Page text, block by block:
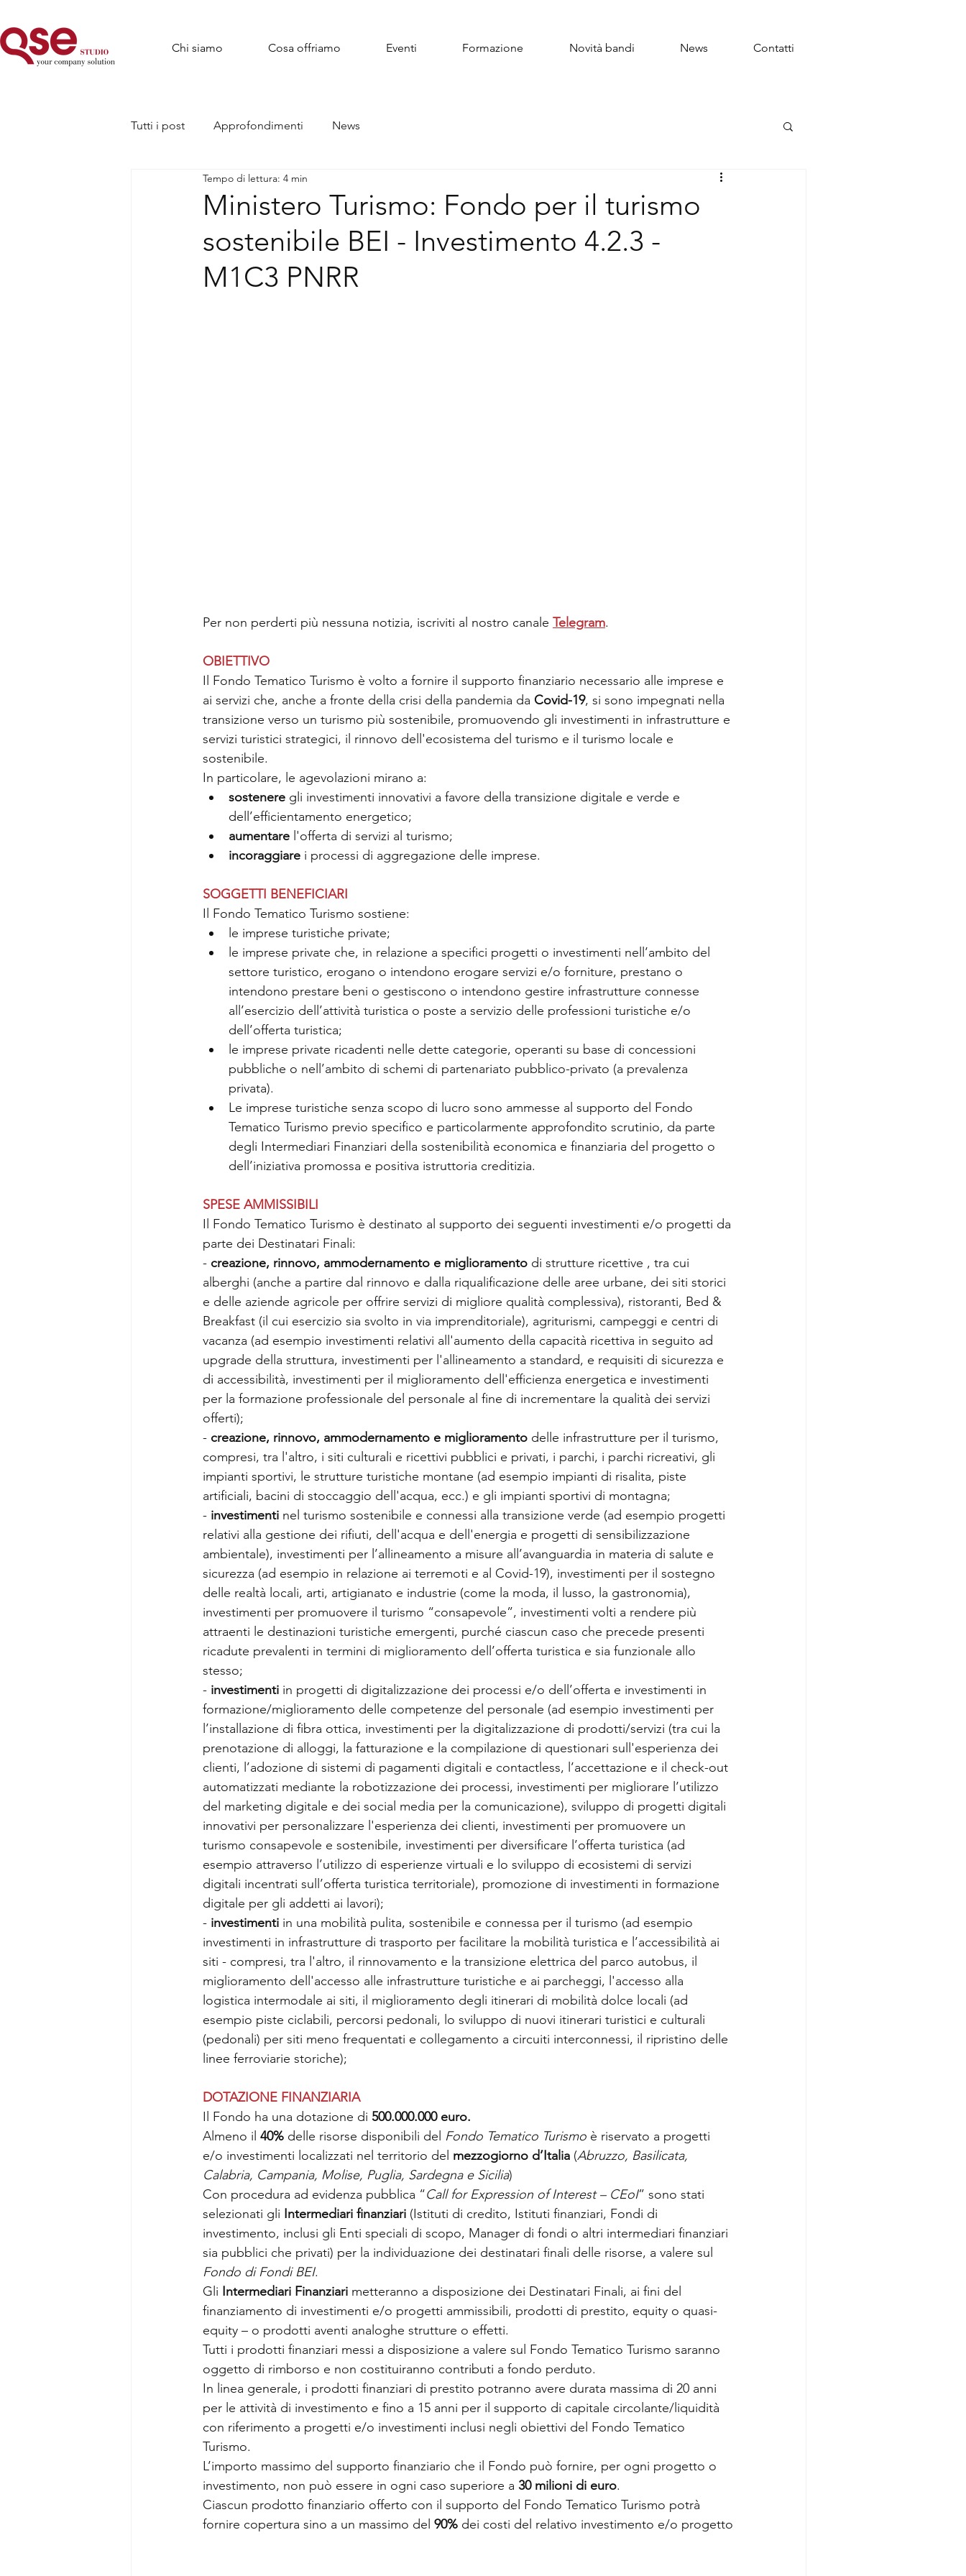
Chi siamo Cosa offriamo Eventi Formazione Novità bandi News Contatti
Tutti i post Approfondimenti News
Ministero Turismo: Fondo per il turismo
sostenibile BEI - Investimento 4.2.3 -
M1C3 PNRR
Tempo di lettura: 4 min
Per non perderti più nessuna notizia, iscriviti al nostro canale Telegram.
OBIETTIVO
Il Fondo Tematico Turismo è volto a fornire il supporto finanziario necessario alle imprese e
ai servizi che, anche a fronte della crisi della pandemia da Covid-19, si sono impegnati nella
transizione verso un turismo più sostenibile, promuovendo gli investimenti in infrastrutture e
servizi turistici strategici, il rinnovo dell'ecosistema del turismo e il turismo locale e
sostenibile.
In particolare, le agevolazioni mirano a:
sostenere gli investimenti innovativi a favore della transizione digitale e verde e
dell’efficientamento energetico;
aumentare l'offerta di servizi al turismo;
incoraggiare i processi di aggregazione delle imprese.
SOGGETTI BENEFICIARI
Il Fondo Tematico Turismo sostiene:
le imprese turistiche private;
le imprese private che, in relazione a specifici progetti o investimenti nell’ambito del
settore turistico, erogano o intendono erogare servizi e/o forniture, prestano o
intendono prestare beni o gestiscono o intendono gestire infrastrutture connesse
all’esercizio dell’attività turistica o poste a servizio delle professioni turistiche e/o
dell’offerta turistica;
le imprese private ricadenti nelle dette categorie, operanti su base di concessioni
pubbliche o nell’ambito di schemi di partenariato pubblico-privato (a prevalenza
privata).
Le imprese turistiche senza scopo di lucro sono ammesse al supporto del Fondo
Tematico Turismo previo specifico e particolarmente approfondito scrutinio, da parte
degli Intermediari Finanziari della sostenibilità economica e finanziaria del progetto o
dell’iniziativa promossa e positiva istruttoria creditizia.
SPESE AMMISSIBILI
Il Fondo Tematico Turismo è destinato al supporto dei seguenti investimenti e/o progetti da
parte dei Destinatari Finali:
- creazione, rinnovo, ammodernamento e miglioramento di strutture ricettive , tra cui
alberghi (anche a partire dal rinnovo e dalla riqualificazione delle aree urbane, dei siti storici
e delle aziende agricole per offrire servizi di migliore qualità complessiva), ristoranti, Bed &
Breakfast (il cui esercizio sia svolto in via imprenditoriale), agriturismi, campeggi e centri di
vacanza (ad esempio investimenti relativi all'aumento della capacità ricettiva in seguito ad
upgrade della struttura, investimenti per l'allineamento a standard, e requisiti di sicurezza e
di accessibilità, investimenti per il miglioramento dell'efficienza energetica e investimenti
per la formazione professionale del personale al fine di incrementare la qualità dei servizi
offerti);
- creazione, rinnovo, ammodernamento e miglioramento delle infrastrutture per il turismo,
compresi, tra l'altro, i siti culturali e ricettivi pubblici e privati, i parchi, i parchi ricreativi, gli
impianti sportivi, le strutture turistiche montane (ad esempio impianti di risalita, piste
artificiali, bacini di stoccaggio dell'acqua, ecc.) e gli impianti sportivi di montagna;
- investimenti nel turismo sostenibile e connessi alla transizione verde (ad esempio progetti
relativi alla gestione dei rifiuti, dell'acqua e dell'energia e progetti di sensibilizzazione
ambientale), investimenti per l’allineamento a misure all’avanguardia in materia di salute e
sicurezza (ad esempio in relazione ai terremoti e al Covid-19), investimenti per il sostegno
delle realtà locali, arti, artigianato e industrie (come la moda, il lusso, la gastronomia),
investimenti per promuovere il turismo “consapevole”, investimenti volti a rendere più
attraenti le destinazioni turistiche emergenti, purché ciascun caso che precede presenti
ricadute prevalenti in termini di miglioramento dell’offerta turistica e sia funzionale allo
stesso;
- investimenti in progetti di digitalizzazione dei processi e/o dell’offerta e investimenti in
formazione/miglioramento delle competenze del personale (ad esempio investimenti per
l’installazione di fibra ottica, investimenti per la digitalizzazione di prodotti/servizi (tra cui la
prenotazione di alloggi, la fatturazione e la compilazione di questionari sull'esperienza dei
clienti, l’adozione di sistemi di pagamenti digitali e contactless, l’accettazione e il check-out
automatizzati mediante la robotizzazione dei processi, investimenti per migliorare l’utilizzo
del marketing digitale e dei social media per la comunicazione), sviluppo di progetti digitali
innovativi per personalizzare l'esperienza dei clienti, investimenti per promuovere un
turismo consapevole e sostenibile, investimenti per diversificare l’offerta turistica (ad
esempio attraverso l’utilizzo di esperienze virtuali e lo sviluppo di ecosistemi di servizi
digitali incentrati sull’offerta turistica territoriale), promozione di investimenti in formazione
digitale per gli addetti ai lavori);
- investimenti in una mobilità pulita, sostenibile e connessa per il turismo (ad esempio
investimenti in infrastrutture di trasporto per facilitare la mobilità turistica e l’accessibilità ai
siti - compresi, tra l'altro, il rinnovamento e la transizione elettrica del parco autobus, il
miglioramento dell'accesso alle infrastrutture turistiche e ai parcheggi, l'accesso alla
logistica intermodale ai siti, il miglioramento degli itinerari di mobilità dolce locali (ad
esempio piste ciclabili, percorsi pedonali, lo sviluppo di nuovi itinerari turistici e culturali
(pedonali) per siti meno frequentati e collegamento a circuiti interconnessi, il ripristino delle
linee ferroviarie storiche);
DOTAZIONE FINANZIARIA
Il Fondo ha una dotazione di 500.000.000 euro.
Almeno il 40% delle risorse disponibili del Fondo Tematico Turismo è riservato a progetti
e/o investimenti localizzati nel territorio del mezzogiorno d’Italia (Abruzzo, Basilicata,
Calabria, Campania, Molise, Puglia, Sardegna e Sicilia)
Con procedura ad evidenza pubblica “Call for Expression of Interest – CEoI” sono stati
selezionati gli Intermediari finanziari (Istituti di credito, Istituti finanziari, Fondi di
investimento, inclusi gli Enti speciali di scopo, Manager di fondi o altri intermediari finanziari
sia pubblici che privati) per la individuazione dei destinatari finali delle risorse, a valere sul
Fondo di Fondi BEI.
Gli Intermediari Finanziari metteranno a disposizione dei Destinatari Finali, ai fini del
finanziamento di investimenti e/o progetti ammissibili, prodotti di prestito, equity o quasi-
equity – o prodotti aventi analoghe strutture o effetti.
Tutti i prodotti finanziari messi a disposizione a valere sul Fondo Tematico Turismo saranno
oggetto di rimborso e non costituiranno contributi a fondo perduto.
In linea generale, i prodotti finanziari di prestito potranno avere durata massima di 20 anni
per le attività di investimento e fino a 15 anni per il supporto di capitale circolante/liquidità
con riferimento a progetti e/o investimenti inclusi negli obiettivi del Fondo Tematico
Turismo.
L’importo massimo del supporto finanziario che il Fondo può fornire, per ogni progetto o
investimento, non può essere in ogni caso superiore a 30 milioni di euro.
Ciascun prodotto finanziario offerto con il supporto del Fondo Tematico Turismo potrà
fornire copertura sino a un massimo del 90% dei costi del relativo investimento e/o progetto